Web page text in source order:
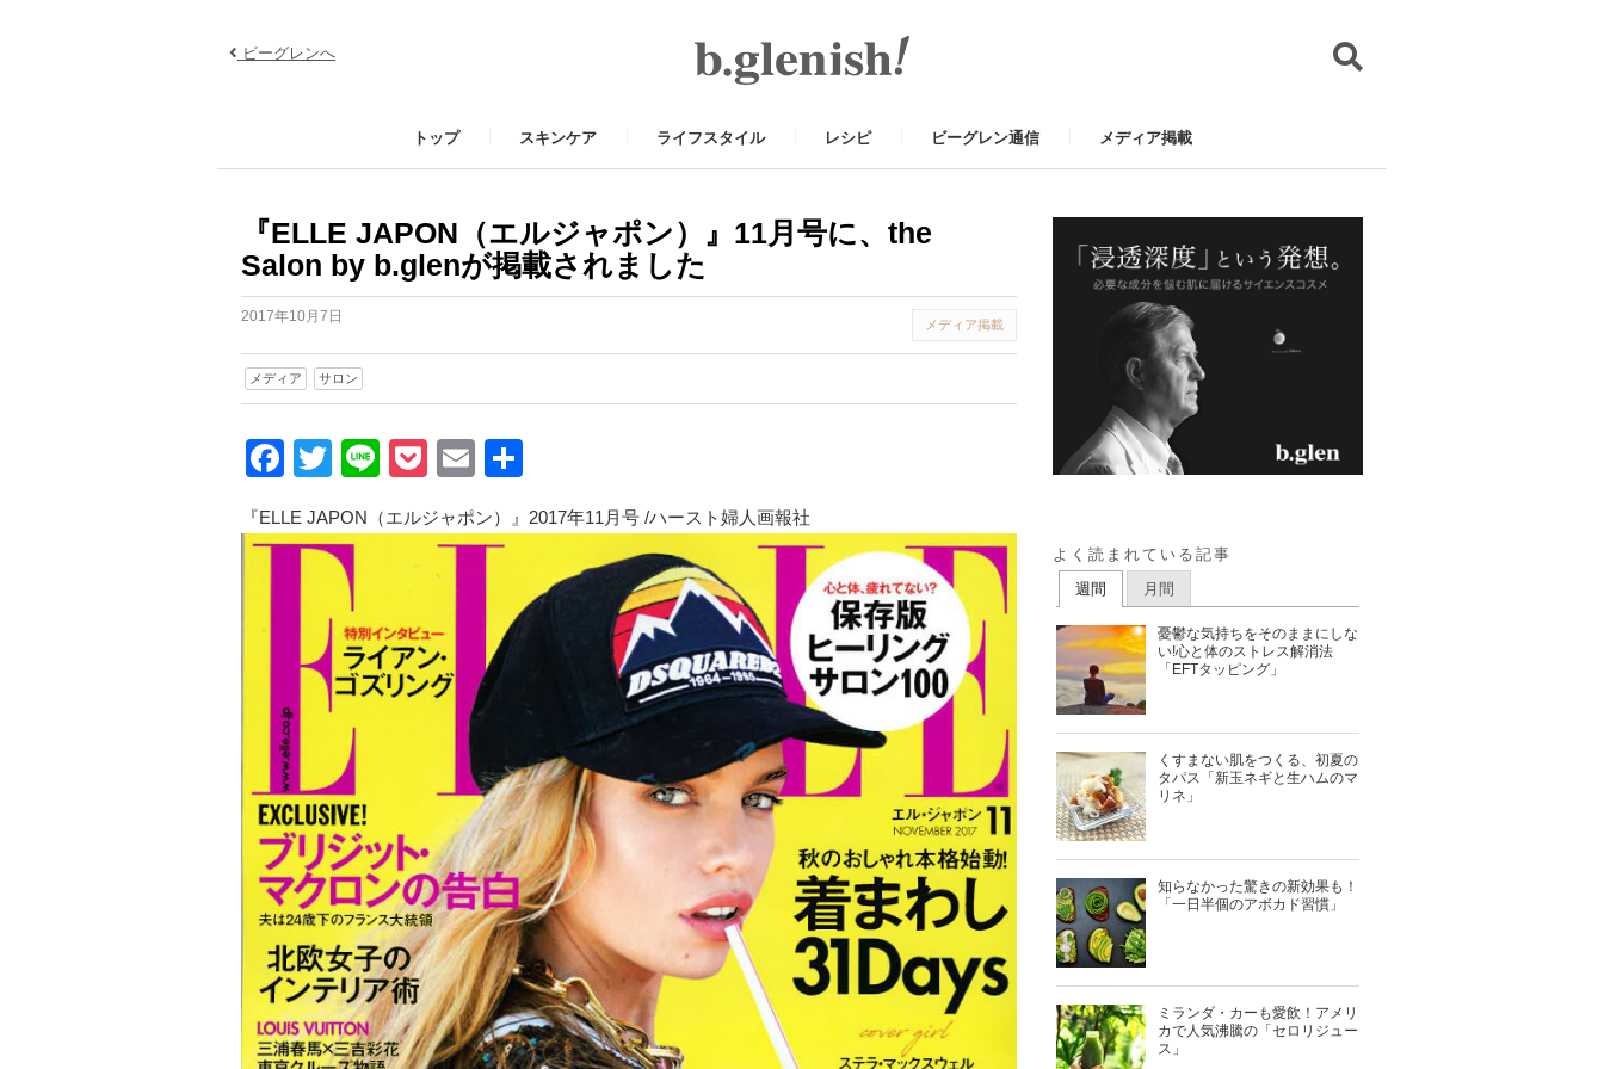
ビーグレンへ
トップ スキンケア ライフスタイル レシピ ビーグレン通信 メディア掲載
『ELLE JAPON（エルジャポン）』11月号に、the
Salon by b.glenが掲載されました
2017年10月7日 メディア掲載
メディア サロン
Facebook
Twitter
LinePocket
Email
『ELLE JAPON（エルジャポン）』2017年11月号 /ハースト婦人画報社
よく読まれている記事
週間 月間
憂鬱な気持ちをそのままにしな
い!心と体のストレス解消法
「EFTタッピング」
くすまない肌をつくる、初夏の
タパス「新玉ネギと生ハムのマ
リネ」
知らなかった驚きの新効果も！
「一日半個のアボカド習慣」
ミランダ・カーも愛飲！アメリ
カで人気沸騰の「セロリジュー
ス」